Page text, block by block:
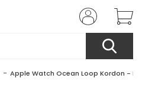
Apple Watch Ocean Loop Kordon -